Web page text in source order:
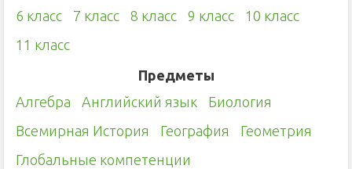
6 класс
7 класс 8 класс 9 класс
10 класс
11 класс
Предметы
Алгебра
Английский язык
Биология
Всемирная История
География
Геометрия
Глобальные компетенции